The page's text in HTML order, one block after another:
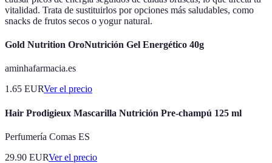
vitalidad. Trata de sustituirlos por opciones más saludables, como
snacks de frutos secos o yogur natural.
Gold Nutrition OroNutrición Gel Energético 40g
aminhafarmacia.es
1.65 EURVer el precio
Hair Prodigieux Mascarilla Nutrición Pre-champú 125 ml
Perfumería Comas ES
29.90 EURVer el precio